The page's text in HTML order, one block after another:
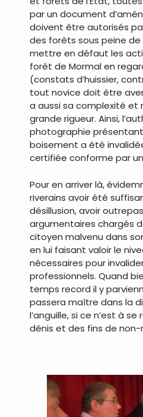
par un document
doivent être autorisés
des forêts sous peine
mettre en défaut les
forêt de Mormal en
(constats d’huissier,
tout novice doit être
a aussi sa complexité et
grande rigueur. Ainsi,
photographie présentant
boisement a été
certifiée conforme par un
Pour en arriver là,
riverains avoir été
désillusion, avoir
argumentaires chargés
citoyen malvenu dans
en lui faisant valoir le
nécessaires pour
professionnels. Quand
temps record il y
passera maître dans la
l’anguille, si ce n’est à
dénis et des fins de non-